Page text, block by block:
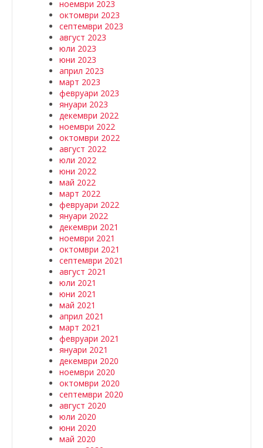
ноември 2023
октомври 2023
септември 2023
август 2023
юли 2023
юни 2023
април 2023
март 2023
февруари 2023
януари 2023
декември 2022
ноември 2022
октомври 2022
август 2022
юли 2022
юни 2022
май 2022
март 2022
февруари 2022
януари 2022
декември 2021
ноември 2021
октомври 2021
септември 2021
август 2021
юли 2021
юни 2021
май 2021
април 2021
март 2021
февруари 2021
януари 2021
декември 2020
ноември 2020
октомври 2020
септември 2020
август 2020
юли 2020
юни 2020
май 2020